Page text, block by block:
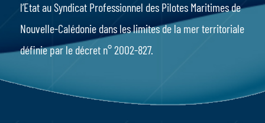
l’Etat au Syndicat Professionnel des Pilotes Maritimes de
Nouvelle-Calédonie dans les limites de la mer territoriale
définie par le décret n° 2002-827.